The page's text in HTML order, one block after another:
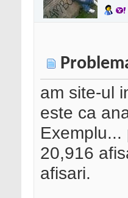
am site-ul
este ca
20,916
afisari.